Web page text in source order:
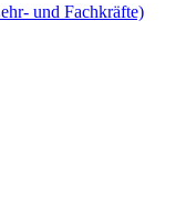
und Fachkräfte)